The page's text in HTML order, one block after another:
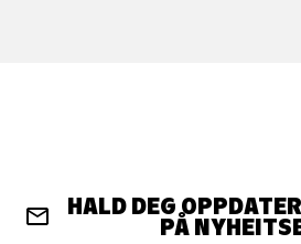
HALD DEG
PÅ